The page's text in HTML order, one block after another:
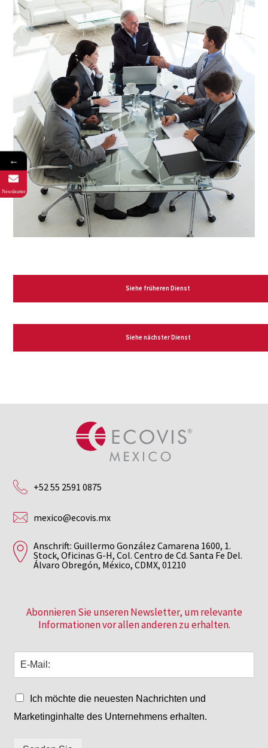
Siehe früheren Dienst
Siehe nächster Dienst
+52 55 2591 0875
mexico@ecovis.mx
Anschrift: Guillermo González Camarena 1600, 1.
Stock, Oficinas G-H, Col. Centro de Cd. Santa Fe Del.
Álvaro Obregón, México, CDMX, 01210
Abonnieren Sie unseren Newsletter, um relevante
Informationen vor allen anderen zu erhalten.
Ich möchte die neuesten Nachrichten und
Marketinginhalte des Unternehmens erhalten.
←
Newsleatter